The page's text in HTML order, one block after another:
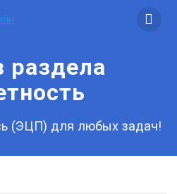
раздела
(ЭЦП) для любых задач!